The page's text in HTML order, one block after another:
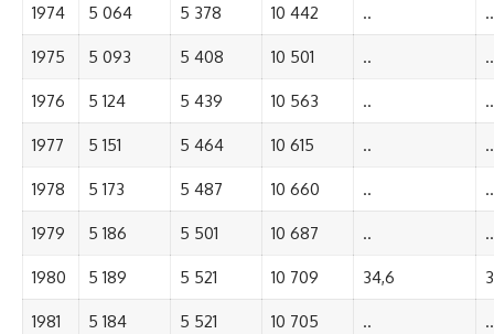
1974 5 064 5 378 10 442 .. ..
1975 5 093 5 408 10 501 .. ..
1976 5 124 5 439 10 563 .. ..
1977 5 151 5 464 10 615 .. ..
1978 5 173 5 487 10 660 .. ..
1979 5 186 5 501 10 687 .. ..
1980 5 189 5 521 10 709 34,6
1981 5 184 5 521 10 705 .. ..